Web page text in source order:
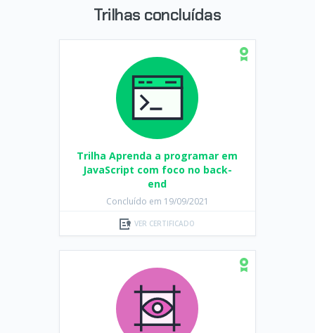
Trilhas concluídas
Trilha Aprenda a programar em
JavaScript com foco no back-
end
Concluído em 19/09/2021
VER CERTIFICADO